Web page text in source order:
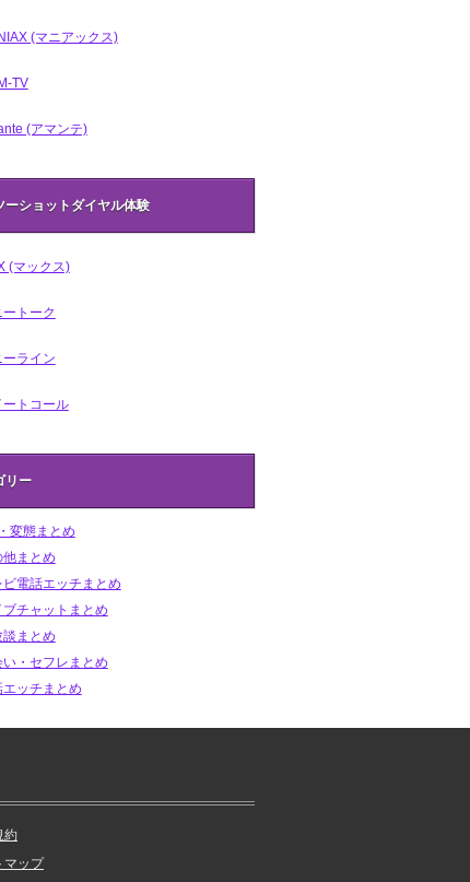
(マニアックス)
TV
(アマンテ)
ーショットダイヤル体験
(マックス)
トーク
ーライン
ートコール
リー
変態まとめ
他まとめ
ビ電話エッチまとめ
ブチャットまとめ
談まとめ
い・セフレまとめ
エッチまとめ
約
マップ